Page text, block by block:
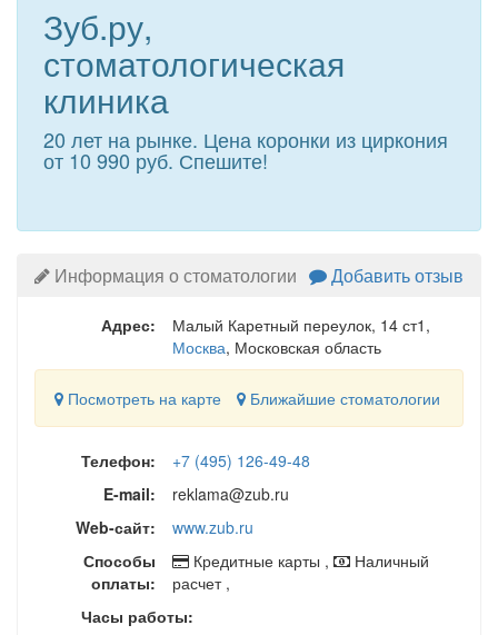
Зуб.ру,
стоматологическая
клиника
20 лет на рынке. Цена коронки из циркония
от 10 990 руб. Спешите!
Информация о стоматологии Добавить отзыв
Адрес: Малый Каретный переулок, 14 ст1 ,
Москва, Московская область
Посмотреть на карте Ближайшие стоматологии
Телефон:
+7 (495) 126-49-48
E-mail:
reklama@zub.ru
Web-сайт:
www.zub.ru
Способы
оплаты:
Кредитные карты ,
Наличный
расчет ,
Часы работы: